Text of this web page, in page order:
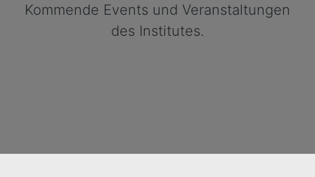
Kommende Events und Veranstaltungen
des Institutes.